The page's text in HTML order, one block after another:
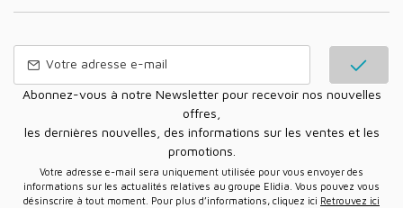
Abonnez-vous à notre Newsletter pour recevoir nos nouvelles
offres,
les dernières nouvelles, des informations sur les ventes et les
promotions.
Votre adresse e-mail sera uniquement utilisée pour vous envoyer des
informations sur les actualités relatives au groupe Elidia. Vous pouvez vous
désinscrire à tout moment. Pour plus d’informations, cliquez ici Retrouvez ici